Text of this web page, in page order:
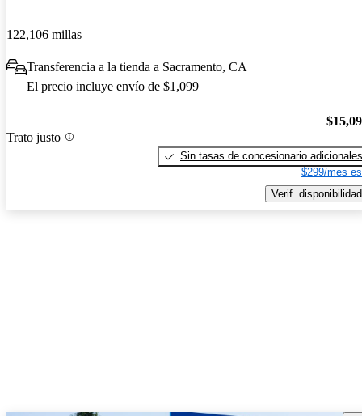
122,106 millas
Transferencia a la tienda a Sacramento, CA
El precio incluye envío de $1,099
Trato justo
Sin tasas de concesionario adicionales
$299/mes
Verif. disponibilidad